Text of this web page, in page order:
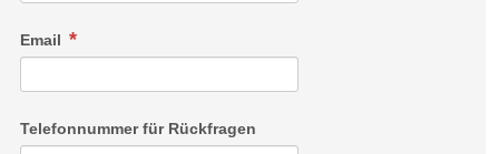
Email
Telefonnummer für Rückfragen